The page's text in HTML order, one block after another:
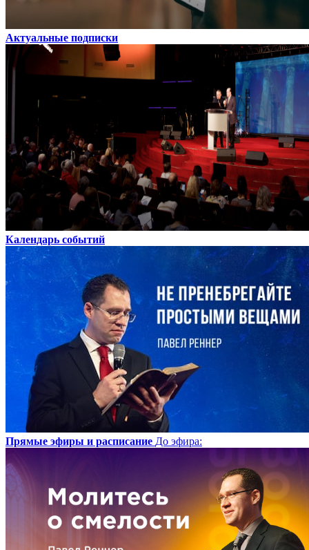
Актуальные подписки
Календарь событий
Прямые эфиры и расписание До эфира: